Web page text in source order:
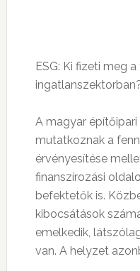
ESG: Ki fizeti meg
A magyar
mutatkoznak a
érvényesítése
finanszírozási
befektetők is.
kibocsátások
emelkedik,
van. A helyzet